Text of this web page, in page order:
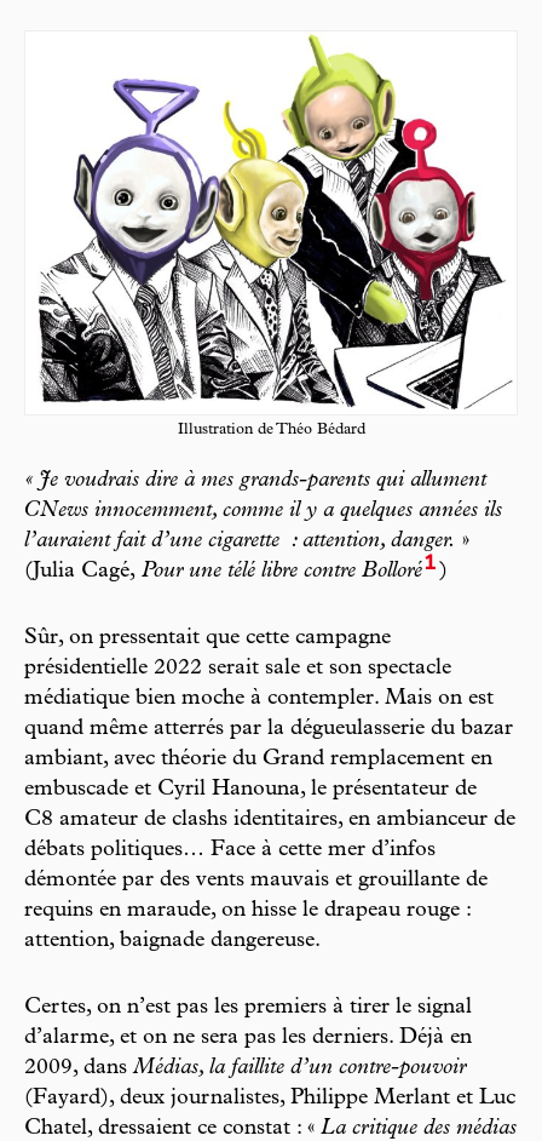
Illustration de Théo Bédard
« Je voudrais dire à mes grands-parents qui allument
CNews innocemment, comme il y a quelques années ils
l’auraient fait d’une cigarette
: attention, danger. »
(Julia Cagé, Pour une télé libre contre Bolloré1 )
Sûr, on pressentait que cette campagne
présidentielle 2022 serait sale et son spectacle
médiatique bien moche à contempler. Mais on est
quand même atterrés par la dégueulasserie du bazar
ambiant, avec théorie du Grand remplacement en
embuscade et Cyril Hanouna, le présentateur de
C8 amateur de clashs identitaires, en ambianceur de
débats politiques… Face à cette mer d’infos
démontée par des vents mauvais et grouillante de
requins en maraude, on hisse le drapeau rouge :
attention, baignade dangereuse.
Certes, on n’est pas les premiers à tirer le signal
d’alarme, et on ne sera pas les derniers. Déjà en
2009, dansMédias, la faillite d’un contre-pouvoir
(Fayard), deux journalistes, Philippe Merlant et Luc
Chatel, dressaient ce constat : « La critique des médias